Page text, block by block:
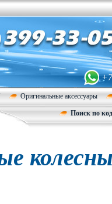
Оригинальные аксессуары
Поиск по